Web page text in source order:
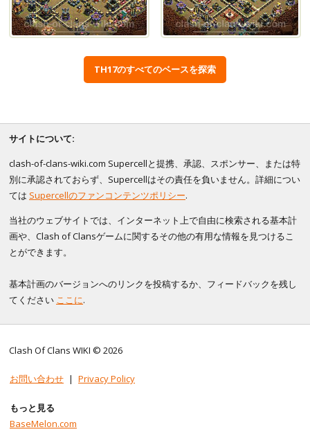
TH17のすべてのベースを探索
サイトについて:
clash-of-clans-wiki.com Supercellと提携、承認、スポンサー、または特
別に承認されておらず、Supercellはその責任を負いません。詳細につい
ては Supercellのファンコンテンツポリシー.
当社のウェブサイトでは、インターネット上で自由に検索される基本計
画や、Clash of Clansゲームに関するその他の有用な情報を見つけるこ
とができます。
基本計画のバージョンへのリンクを投稿するか、フィードバックを残し
てください ここに.
Clash Of Clans WIKI © 2026
お問い合わせ | Privacy Policy
もっと見る
BaseMelon.com